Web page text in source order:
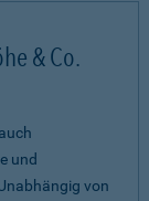
& Co.
und
von